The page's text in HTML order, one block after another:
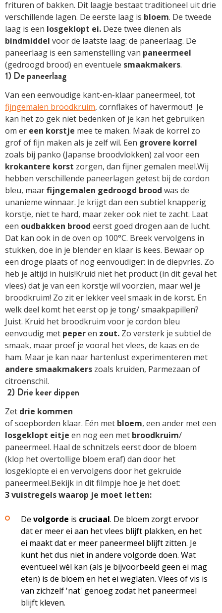
frituren of bakken. Dit laagje bestaat traditioneel uit drie
verschillende lagen. De eerste laag is bloem. De tweede
laag is een losgeklopt ei. Deze twee dienen als
bindmiddel voor de laatste laag: de paneerlaag. De
paneerlaag is een samenstelling van paneermeel
(gedroogd brood) en eventuele smaakmakers.
1) De paneerlaag
Van een eenvoudige kant-en-klaar paneermeel, tot
fijngemalen broodkruim, cornflakes of havermout! Je
kan het zo gek niet bedenken of je kan het gebruiken
om er een korstje mee te maken. Maak de korrel zo
grof of fijn maken als je zelf wil. Een grovere korrel
zoals bij panko (Japanse broodvlokken) zal voor een
krokantere korst zorgen, dan fijner gemalen meel.Wij
hebben verschillende paneerlagen getest bij de cordon
bleu, maarfijngemalen gedroogd brood was de
unanieme winnaar. Je krijgt dan een subtiel knapperig
korstje, niet te hard, maar zeker ook niet te zacht. Laat
een oudbakken brood eerst goed drogen aan de lucht.
Dat kan ook in de oven op 100°C. Breek vervolgens in
stukken, doe in je blender en klaar is kees. Bewaar op
een droge plaats of nog eenvoudiger: in de diepvries. Zo
heb je altijd in huis!Kruid niet het product (in dit geval het
vlees) dat je van een korstje wil voorzien, maar wel je
broodkruim! Zo zit er lekker veel smaak in de korst. En
welk deel komt het eerst op je tong/ smaakpapillen?
Juist. Kruid het broodkruim voor je cordon bleu
eenvoudig met peperen zout. Zo versterk je subtiel de
smaak, maar proef je vooral het vlees, de kaas en de
ham. Maar je kan naar hartenlust experimenteren met
andere smaakmakers zoals kruiden, Parmezaan of
citroenschil.
2) Drie keer dippen
Zet drie kommen
of soepborden klaar. Eén met bloem, een ander met een
losgeklopt eitje en nog een met broodkruim/
paneermeel. Haal de schnitzels eerst door de bloem
(klop het overtollige bloem eraf) dan door het
losgeklopte ei en vervolgens door het gekruide
paneermeel.Bekijk in dit filmpje hoe je het doet:
3 vuistregels waarop je moet letten:
De volgorde is cruciaal. De bloem zorgt ervoor
dat er meer ei aan het vlees blijft plakken, en het
ei maakt dat er meer paneermeel blijft zitten. Je
kunt het dus niet in andere volgorde doen. Wat
eventueel wél kan (als je bijvoorbeeld geen ei mag
eten) is de bloem en het ei weglaten. Vlees of vis is
van zichzelf 'nat' genoeg zodat het paneermeel
blijft kleven.